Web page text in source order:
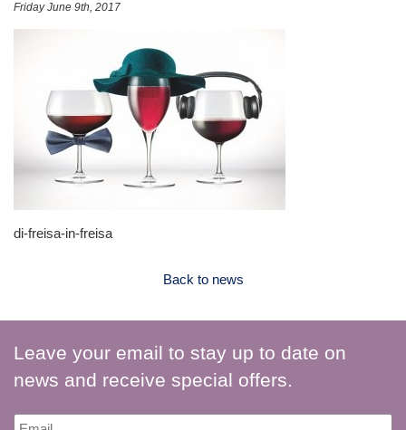
Friday June 9th, 2017
di-freisa-in-freisa
Back to news
Leave your email to stay up to date on
news and receive special offers.